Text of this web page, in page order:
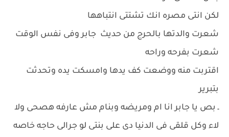
لكن انتى مصره انك تشتتى انتباهها
شعرت والدتها بالحرج من حديث جابر وفى نفس الوقت
شعرت بفرحه وراحه
اقتربت منه ووضعت كف يدها وامسكت يده وتحدثت
بتبرير
ـ بص يا جابر انا ام ومريضه وبنام مش عارفه هصحى ولا
لاء وكل قلقى فى الدنيا دى على بنتى لو جرالى حاجه خاصه